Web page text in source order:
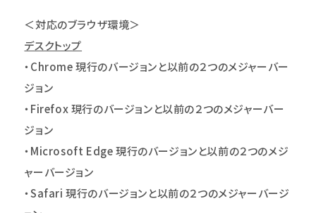
＜対応のブラウザ環境＞
デスクトップ
・Chrome 現行のバージョンと以前の２つのメジャーバー
ジョン
・Firefox 現行のバージョンと以前の２つのメジャーバー
ジョン
・Microsoft Edge 現行のバージョンと以前の２つのメジ
ャーバージョン
・Safari 現行のバージョンと以前の２つのメジャーバージ